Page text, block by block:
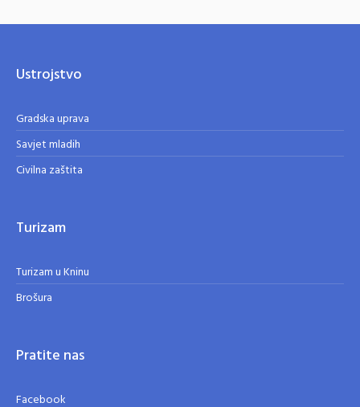
Ustrojstvo
Gradska uprava
Savjet mladih
Civilna zaštita
Turizam
Turizam u Kninu
Brošura
Pratite nas
Facebook